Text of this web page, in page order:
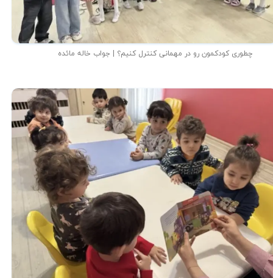
چطوری کودکمون رو در مهمانی کنترل کنیم؟ | جواب خاله مائده